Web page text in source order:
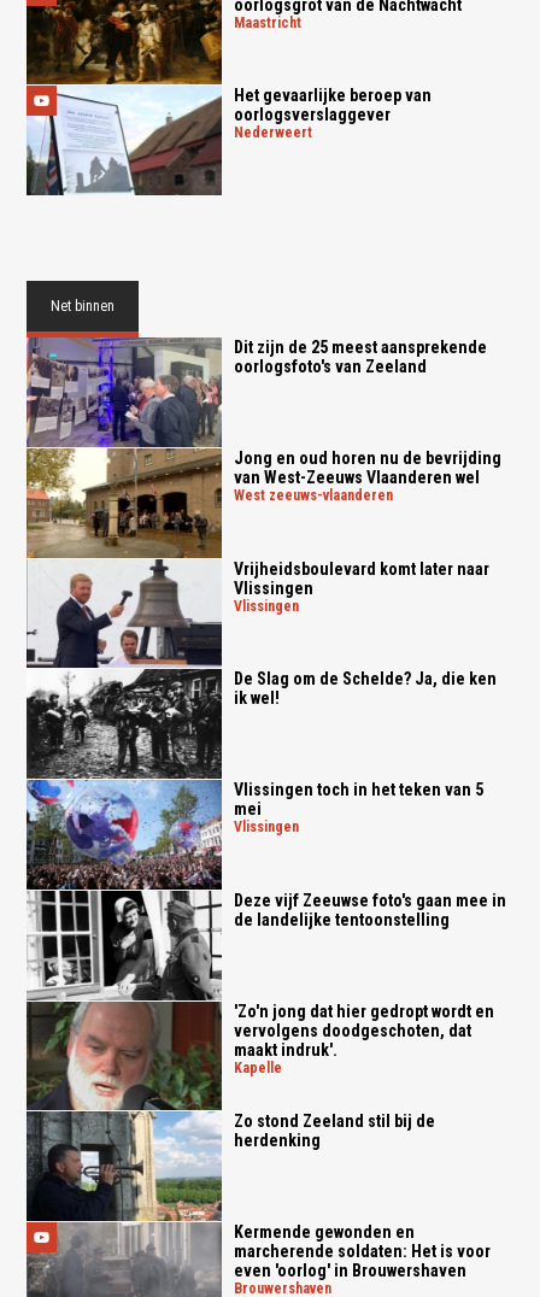
oorlogsgrot van de Nachtwacht
maastricht
Het gevaarlijke beroep van
oorlogsverslaggever
nederweert
Net binnen
Dit zijn de 25 meest aansprekende
oorlogsfoto's van Zeeland
Jong en oud horen nu de bevrijding
van West-Zeeuws Vlaanderen wel
west zeeuws-vlaanderen
Vrijheidsboulevard komt later naar
Vlissingen
vlissingen
De Slag om de Schelde? Ja, die ken
ik wel!
Vlissingen toch in het teken van 5
mei
vlissingen
Deze vijf Zeeuwse foto's gaan mee in
de landelijke tentoonstelling
'Zo'n jong dat hier gedropt wordt en
vervolgens doodgeschoten, dat
maakt indruk'.
kapelle
Zo stond Zeeland stil bij de
herdenking
Kermende gewonden en
marcherende soldaten: Het is voor
even 'oorlog' in Brouwershaven
brouwershaven